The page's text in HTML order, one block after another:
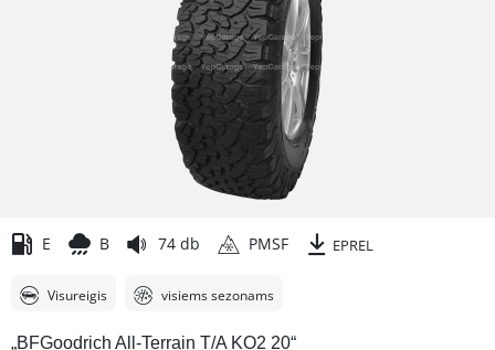
E B 74 db PMSF EPREL
Visureigis visiems sezonams
„BFGoodrich All-Terrain T/A KO2 20“